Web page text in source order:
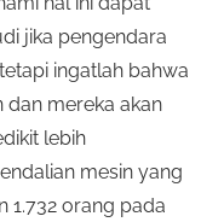
jika pengendara
ingatlah bahwa
dan mereka akan
lebih
mesin yang
1.732 orang pada